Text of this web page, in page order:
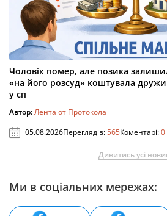
Чоловік помер, але позика
«на його розсуд» коштувала
у сп
Автор:Лента от Протокола
05.08.2026Переглядів:565Коментарі:0
Дивитись усі
Ми в соціальних мережах: